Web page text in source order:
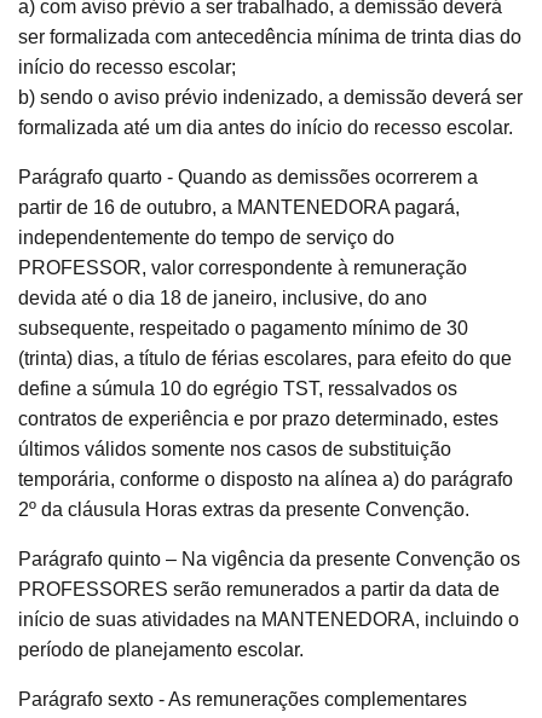
a) com aviso prévio a ser trabalhado, a demissão deverá
ser formalizada com antecedência mínima de trinta dias do
início do recesso escolar;
b) sendo o aviso prévio indenizado, a demissão deverá ser
formalizada até um dia antes do início do recesso escolar.
Parágrafo quarto - Quando as demissões ocorrerem a
partir de 16 de outubro, a MANTENEDORA pagará,
independentemente do tempo de serviço do
PROFESSOR, valor correspondente à remuneração
devida até o dia 18 de janeiro, inclusive, do ano
subsequente, respeitado o pagamento mínimo de 30
(trinta) dias, a título de férias escolares, para efeito do que
define a súmula 10 do egrégio TST, ressalvados os
contratos de experiência e por prazo determinado, estes
últimos válidos somente nos casos de substituição
temporária, conforme o disposto na alínea a) do parágrafo
2º da cláusula Horas extras da presente Convenção.
Parágrafo quinto – Na vigência da presente Convenção os
PROFESSORES serão remunerados a partir da data de
início de suas atividades na MANTENEDORA, incluindo o
período de planejamento escolar.
Parágrafo sexto - As remunerações complementares